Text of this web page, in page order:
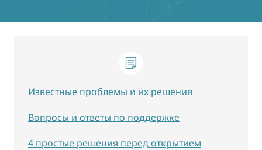
Известные проблемы и их решения
Вопросы и ответы по поддержке
4 простые решения перед открытием